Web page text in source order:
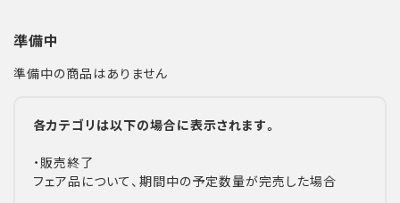
準備中
準備中の商品はありません
各カテゴリは以下の場合に表示されます。
・販売終了
フェア品について、期間中の予定数量が完売した場合